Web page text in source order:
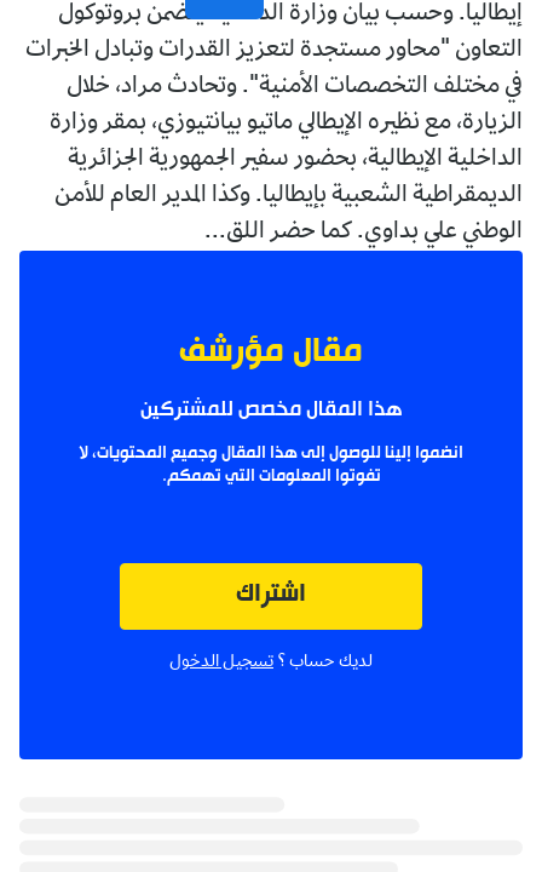
إيطاليا. وحسب بيان وزارة الداخلية يتضمن بروتوكول
التعاون "محاور مستجدة لتعزيز القدرات وتبادل الخبرات
في مختلف التخصصات الأمنية". وتحادث مراد، خلال
الزيارة، مع نظيره الإيطالي ماتيو بيانتيوزي، بمقر وزارة
الداخلية الإيطالية، بحضور سفير الجمهورية الجزائرية
الديمقراطية الشعبية بإيطاليا. وكذا المدير العام للأمن
الوطني علي بداوي. كما حضر اللق...
مقال مؤرشف
هذا المقال مخصص للمشتركين
انضموا إلينا للوصول إلى هذا المقال وجميع المحتويات، لا
تفوتوا المعلومات التي تهمكم.
اشتراك
لديك حساب ؟ تسجيل الدخول